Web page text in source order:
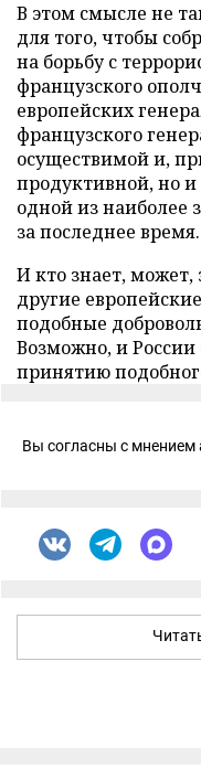
В этом смысле не
для того, чтобы
на борьбу с
французского
европейских
французского
осуществимой и,
продуктивной, но и
одной из наиболее
за последнее время.
И кто знает,
другие
подобные
Возможно, и России
принятию
Вы согласны с мнением